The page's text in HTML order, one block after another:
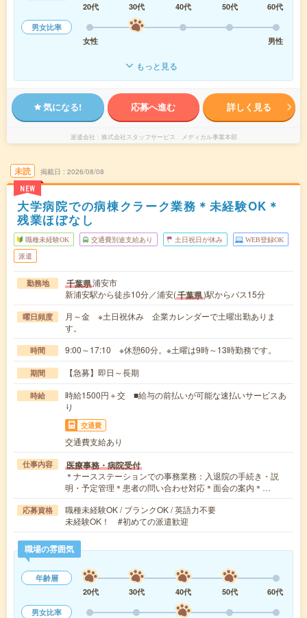
20代
30代 40代 50代
60代
男女比率
女性
男性
もっと見る
気になる! 応募へ進む 詳しく見る
派遣会社 株式会社スタッフサービス メディカル事業本部
未読
NEW
掲載日 2026/08/08
大学病院での病棟クラーク業務＊未経験OK＊
残業ほぼなし
職種未経験OK 交通費別途支給あり 土日祝日が休み WEB登録OK
派遣
勤務地 千葉県浦安市
新浦安駅から徒歩10分／浦安(千葉県)駅からバス15分
曜日頻度
月～金 ※土日祝休み 企業カレンダーで土曜出勤ありま
す。
時間 9:00～17:10 ※休憩60分。※土曜は9時～13時勤務です。
期間 【急募】即日～長期
時給
時給1500円＋交 ■給与の前払いが可能な速払いサービスあ
り
交通費
交通費支給あり
仕事内容 医療事務・病院受付
＊ナースステーションでの事務業務：入退院の手続き・説
明・予定管理＊患者の問い合わせ対応＊面会の案内＊…
応募資格
職種未経験OK / ブランクOK / 英語力不要
未経験OK！ #初めての派遣歓迎
職場の雰囲気
年齢層
20代
30代 40代 50代
60代
男女比率